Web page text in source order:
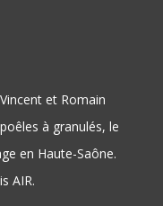
et Romain
à granulés, le
en Haute-Saône.
AIR.